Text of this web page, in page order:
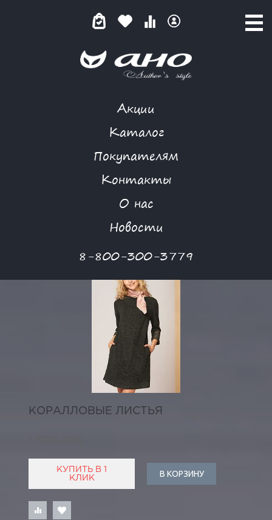
Акции
Каталог
Покупателям
Контакты
О нас
Новости
8-800-300-3779
КАТАЛОГ ТОВАРОВ
КОРАЛЛОВЫЕ ЛИСТЬЯ
КУПИТЬ В 1
КЛИК
В КОРЗИНУ